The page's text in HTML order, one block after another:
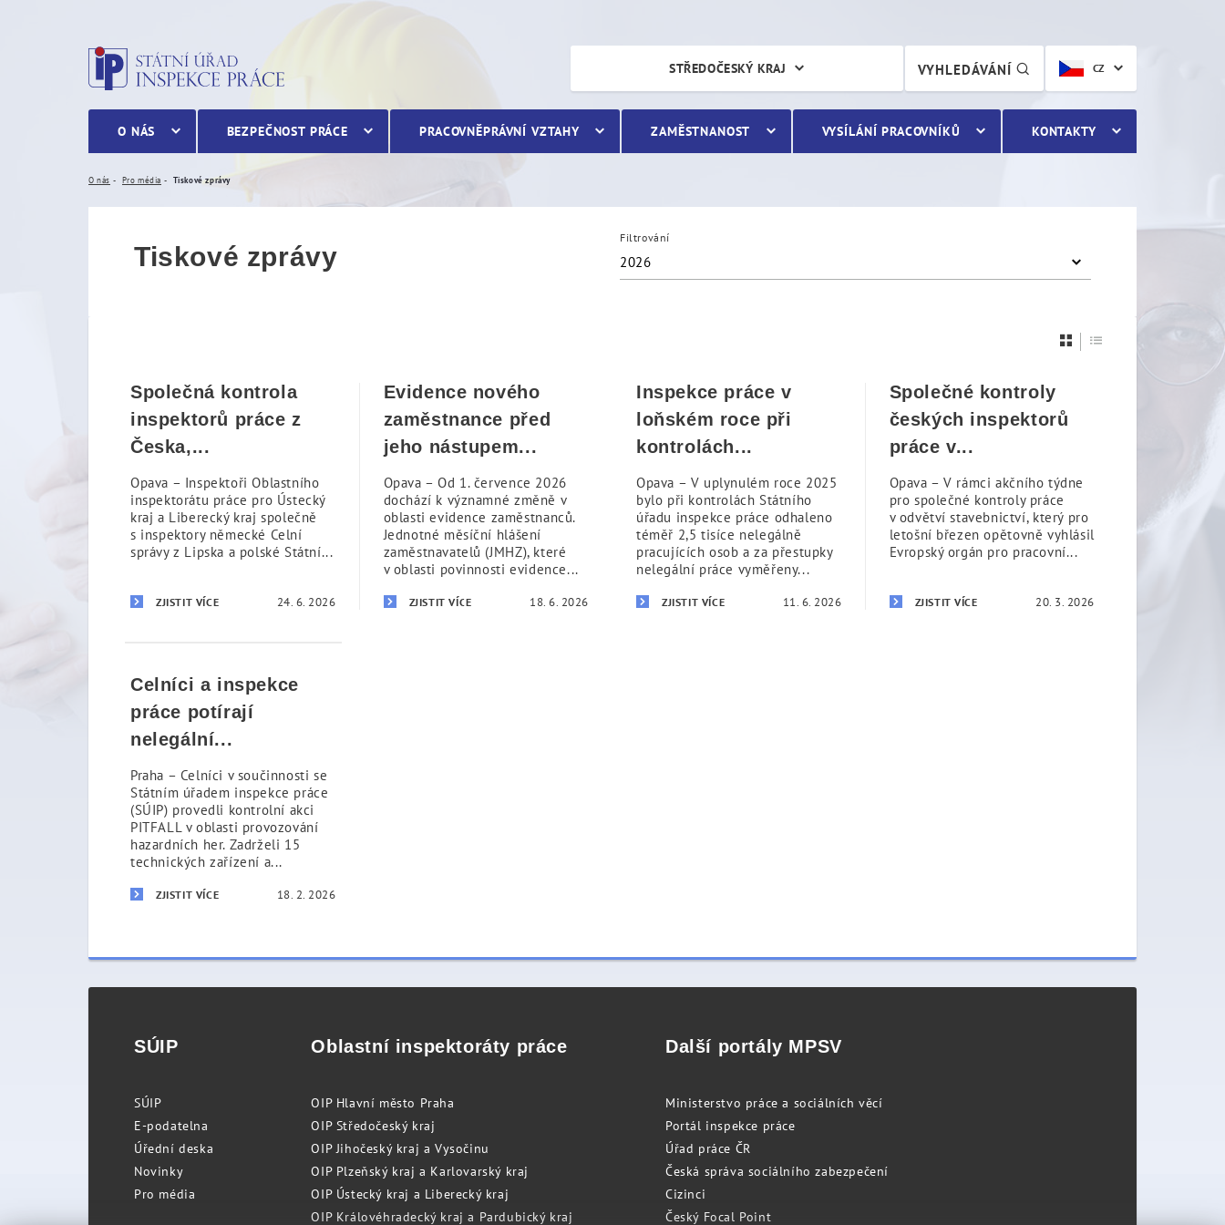
CZ
VYHLEDÁVÁNÍ
STŘEDOČESKÝ KRAJ
O NÁS BEZPEČNOST PRÁCE PRACOVNĚPRÁVNÍ VZTAHY ZAMĚSTNANOST VYSÍLÁNÍ PRACOVNÍKŮ KONTAKTY
O nás Pro média Tiskové zprávy
Tiskové zprávy
Filtrování
2026
Společná kontrola
inspektorů práce z
Česka,...
Opava – Inspektoři Oblastního
inspektorátu práce pro Ústecký
kraj a Liberecký kraj společně
s inspektory německé Celní
správy z Lipska a polské Státní...
ZJISTIT VÍCE 24. 6. 2026
Evidence nového
zaměstnance před
jeho nástupem...
Opava – Od 1. července 2026
dochází k významné změně v
oblasti evidence zaměstnanců.
Jednotné měsíční hlášení
zaměstnavatelů (JMHZ), které
v oblasti povinnosti evidence...
ZJISTIT VÍCE 18. 6. 2026
Inspekce práce v
loňském roce při
kontrolách...
Opava – V uplynulém roce 2025
bylo při kontrolách Státního
úřadu inspekce práce odhaleno
téměř 2,5 tisíce nelegálně
pracujících osob a za přestupky
nelegální práce vyměřeny...
ZJISTIT VÍCE 11. 6. 2026
Společné kontroly
českých inspektorů
práce v...
Opava – V rámci akčního týdne
pro společné kontroly práce
v odvětví stavebnictví, který pro
letošní březen opětovně vyhlásil
Evropský orgán pro pracovní...
ZJISTIT VÍCE 20. 3. 2026
Celníci a inspekce
práce potírají
nelegální...
Praha – Celníci v součinnosti se
Státním úřadem inspekce práce
(SÚIP) provedli kontrolní akci
PITFALL v oblasti provozování
hazardních her. Zadrželi 15
technických zařízení a...
ZJISTIT VÍCE 18. 2. 2026
SÚIP
SÚIP
E-podatelna
Úřední deska
Novinky
Pro média
Oblastní inspektoráty práce
OIP Hlavní město Praha
OIP Středočeský kraj
OIP Jihočeský kraj a Vysočinu
OIP Plzeňský kraj a Karlovarský kraj
OIP Ústecký kraj a Liberecký kraj
OIP Královéhradecký kraj a Pardubický kraj
Další portály MPSV
Ministerstvo práce a sociálních věcí
Portál inspekce práce
Úřad práce ČR
Česká správa sociálního zabezpečení
Cizinci
Český Focal Point